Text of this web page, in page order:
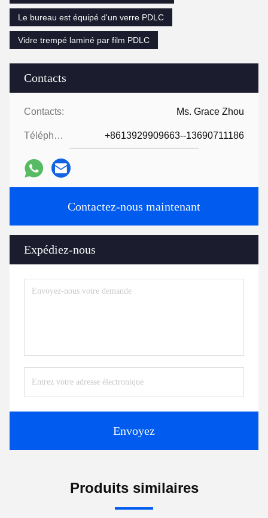
Contacts
Contacts: Ms. Grace Zhou
Téléphone: +8613929909663--13690711186
Contactez-nous maintenant
Expédiez-nous
Envoyez
Le bureau est équipé d'un verre PDLC
Vidre trempé laminé par film PDLC
Produits similaires